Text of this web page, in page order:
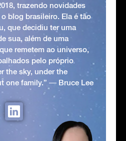
trazendo novidades
blog brasileiro. Ela é tão
que decidiu ter uma
sua, além de uma
remetem ao universo,
pelo próprio
the sky, under the
one family.” ― Bruce Lee